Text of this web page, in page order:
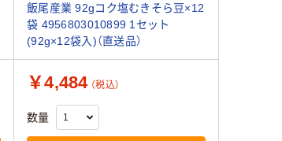
飯尾産業 92gコク塩むきそら豆×12
袋 4956803010899 1セット
(92g×12袋入)（直送品）
￥4,484 （税込）
数量